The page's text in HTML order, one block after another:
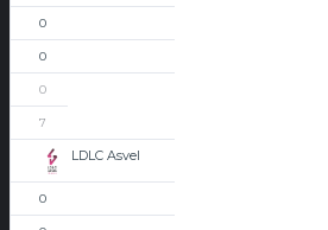
0
0
0
7
LDLC Asvel
0